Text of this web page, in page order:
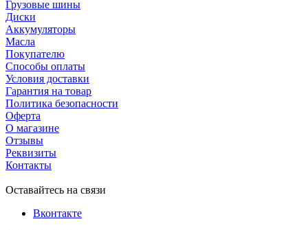
Грузовые шины
Диски
Аккумуляторы
Масла
Покупателю
Способы оплаты
Условия доставки
Гарантия на товар
Политика безопасности
Оферта
О магазине
Отзывы
Реквизиты
Контакты
Оставайтесь на связи
Вконтакте